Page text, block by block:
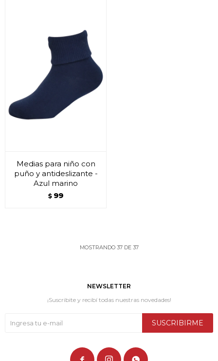
Medias para niño con
puño y antideslizante -
Azul marino
$ 99
MOSTRANDO 37DE 37
NEWSLETTER
¡Suscribite y recibí todas nuestras novedades!
SUSCRIBIRME
  